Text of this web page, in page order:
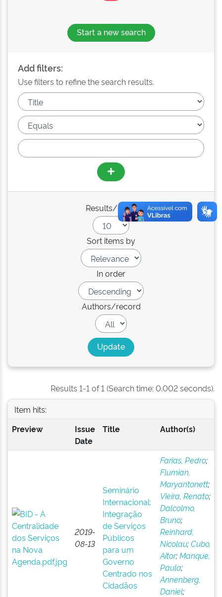
Start a new search
Add filters:
Use filters to refine the search results.
Results/Page
Sort items by
In order
Authors/record
Results 1-1 of 1 (Search time: 0.002 seconds).
Item hits:
Preview
Issue
Date
Title Author(s)
2019-
08-13
Seminário
Internacional:
Integração
de Serviços
Públicos
para um
Governo
Centrado nos
Cidadãos
Farias, Pedro;
Flumian,
Maryantonett;
Vieira, Renato;
Dalcolmo,
Bruno;
Reinhard,
Nicolau;Cubo,
Aitor;Manque,
Paula;
Annenberg,
Daniel;